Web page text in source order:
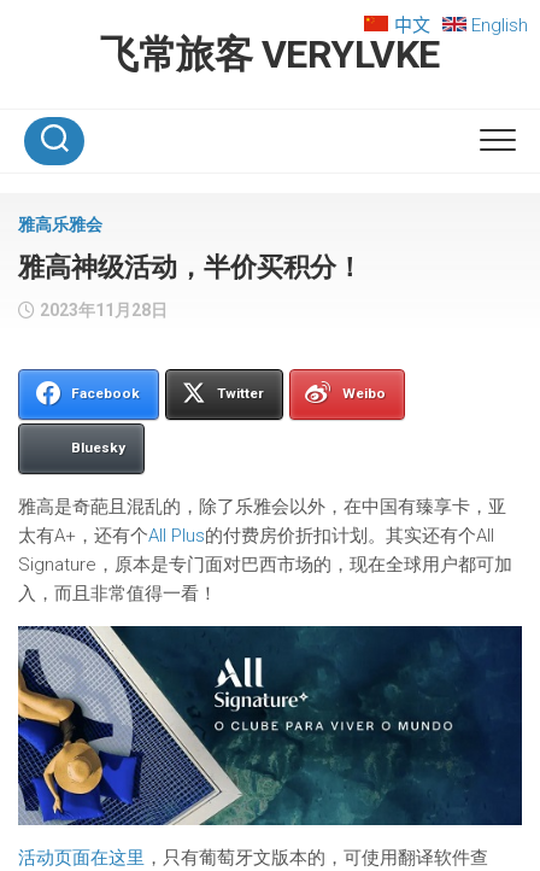
飞常旅客 VERYLVKE
中文 English
雅高乐雅会
雅高神级活动，半价买积分！
2023年11月28日
Facebook Twitter Weibo
Bluesky
雅高是奇葩且混乱的，除了乐雅会以外，在中国有臻享卡，亚
太有A+，还有个All Plus的付费房价折扣计划。其实还有个All
Signature，原本是专门面对巴西市场的，现在全球用户都可加
入，而且非常值得一看！
活动页面在这里 ，只有葡萄牙文版本的，可使用翻译软件查